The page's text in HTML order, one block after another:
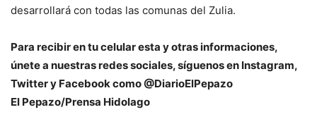
desarrollará con todas las comunas del Zulia.
Para recibir en tu celular esta y otras informaciones,
únete a nuestras redes sociales, síguenos en Instagram,
Twitter y Facebook como @DiarioElPepazo
El Pepazo/Prensa Hidolago